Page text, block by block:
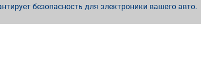
безопасность для электроники вашего авто.